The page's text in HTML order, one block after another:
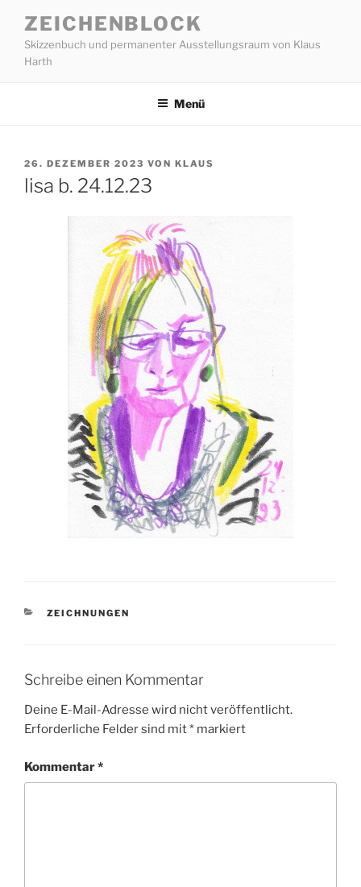
Inhalt
springen
ZEICHENBLOCK
Skizzenbuch und permanenter Ausstellungsraum von Klaus
Harth
Menü
VERÖFFENTLICHT
AM
26. DEZEMBER 2023 VON KLAUS
lisa b. 24.12.23
KATEGORIEN
ZEICHNUNGEN
Schreibe einen Kommentar
Deine E-Mail-Adresse wird nicht veröffentlicht.
Erforderliche Felder sind mit* markiert
Kommentar*